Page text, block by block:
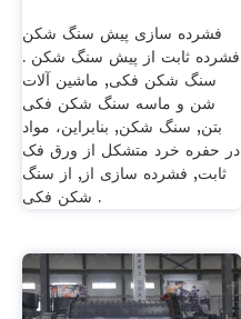
فشرده سازی پیش سنگ شکن
فشرده ثابت از پیش سنگ شکن .
سنگ شکن فکی, ماشین آلات
شن و ماسه سنگ شکن فکی
بتن, سنگ شکن, بنابراین، مواد
در حفره خرد متشکل از ورق فک
ثابت, فشرده سازی از, از سنگ
شکن فکی .